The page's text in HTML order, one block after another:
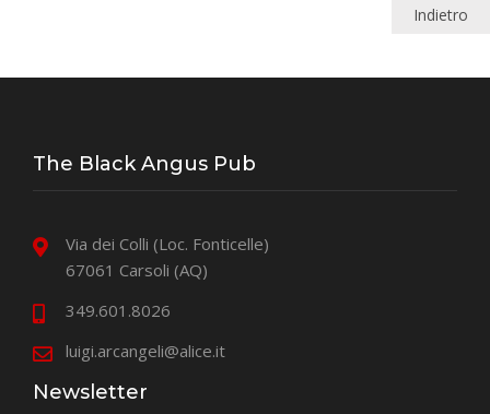
Indietro
The Black Angus Pub
Via dei Colli (Loc. Fonticelle)
67061 Carsoli (AQ)
349.601.8026
luigi.arcangeli@alice.it
Newsletter